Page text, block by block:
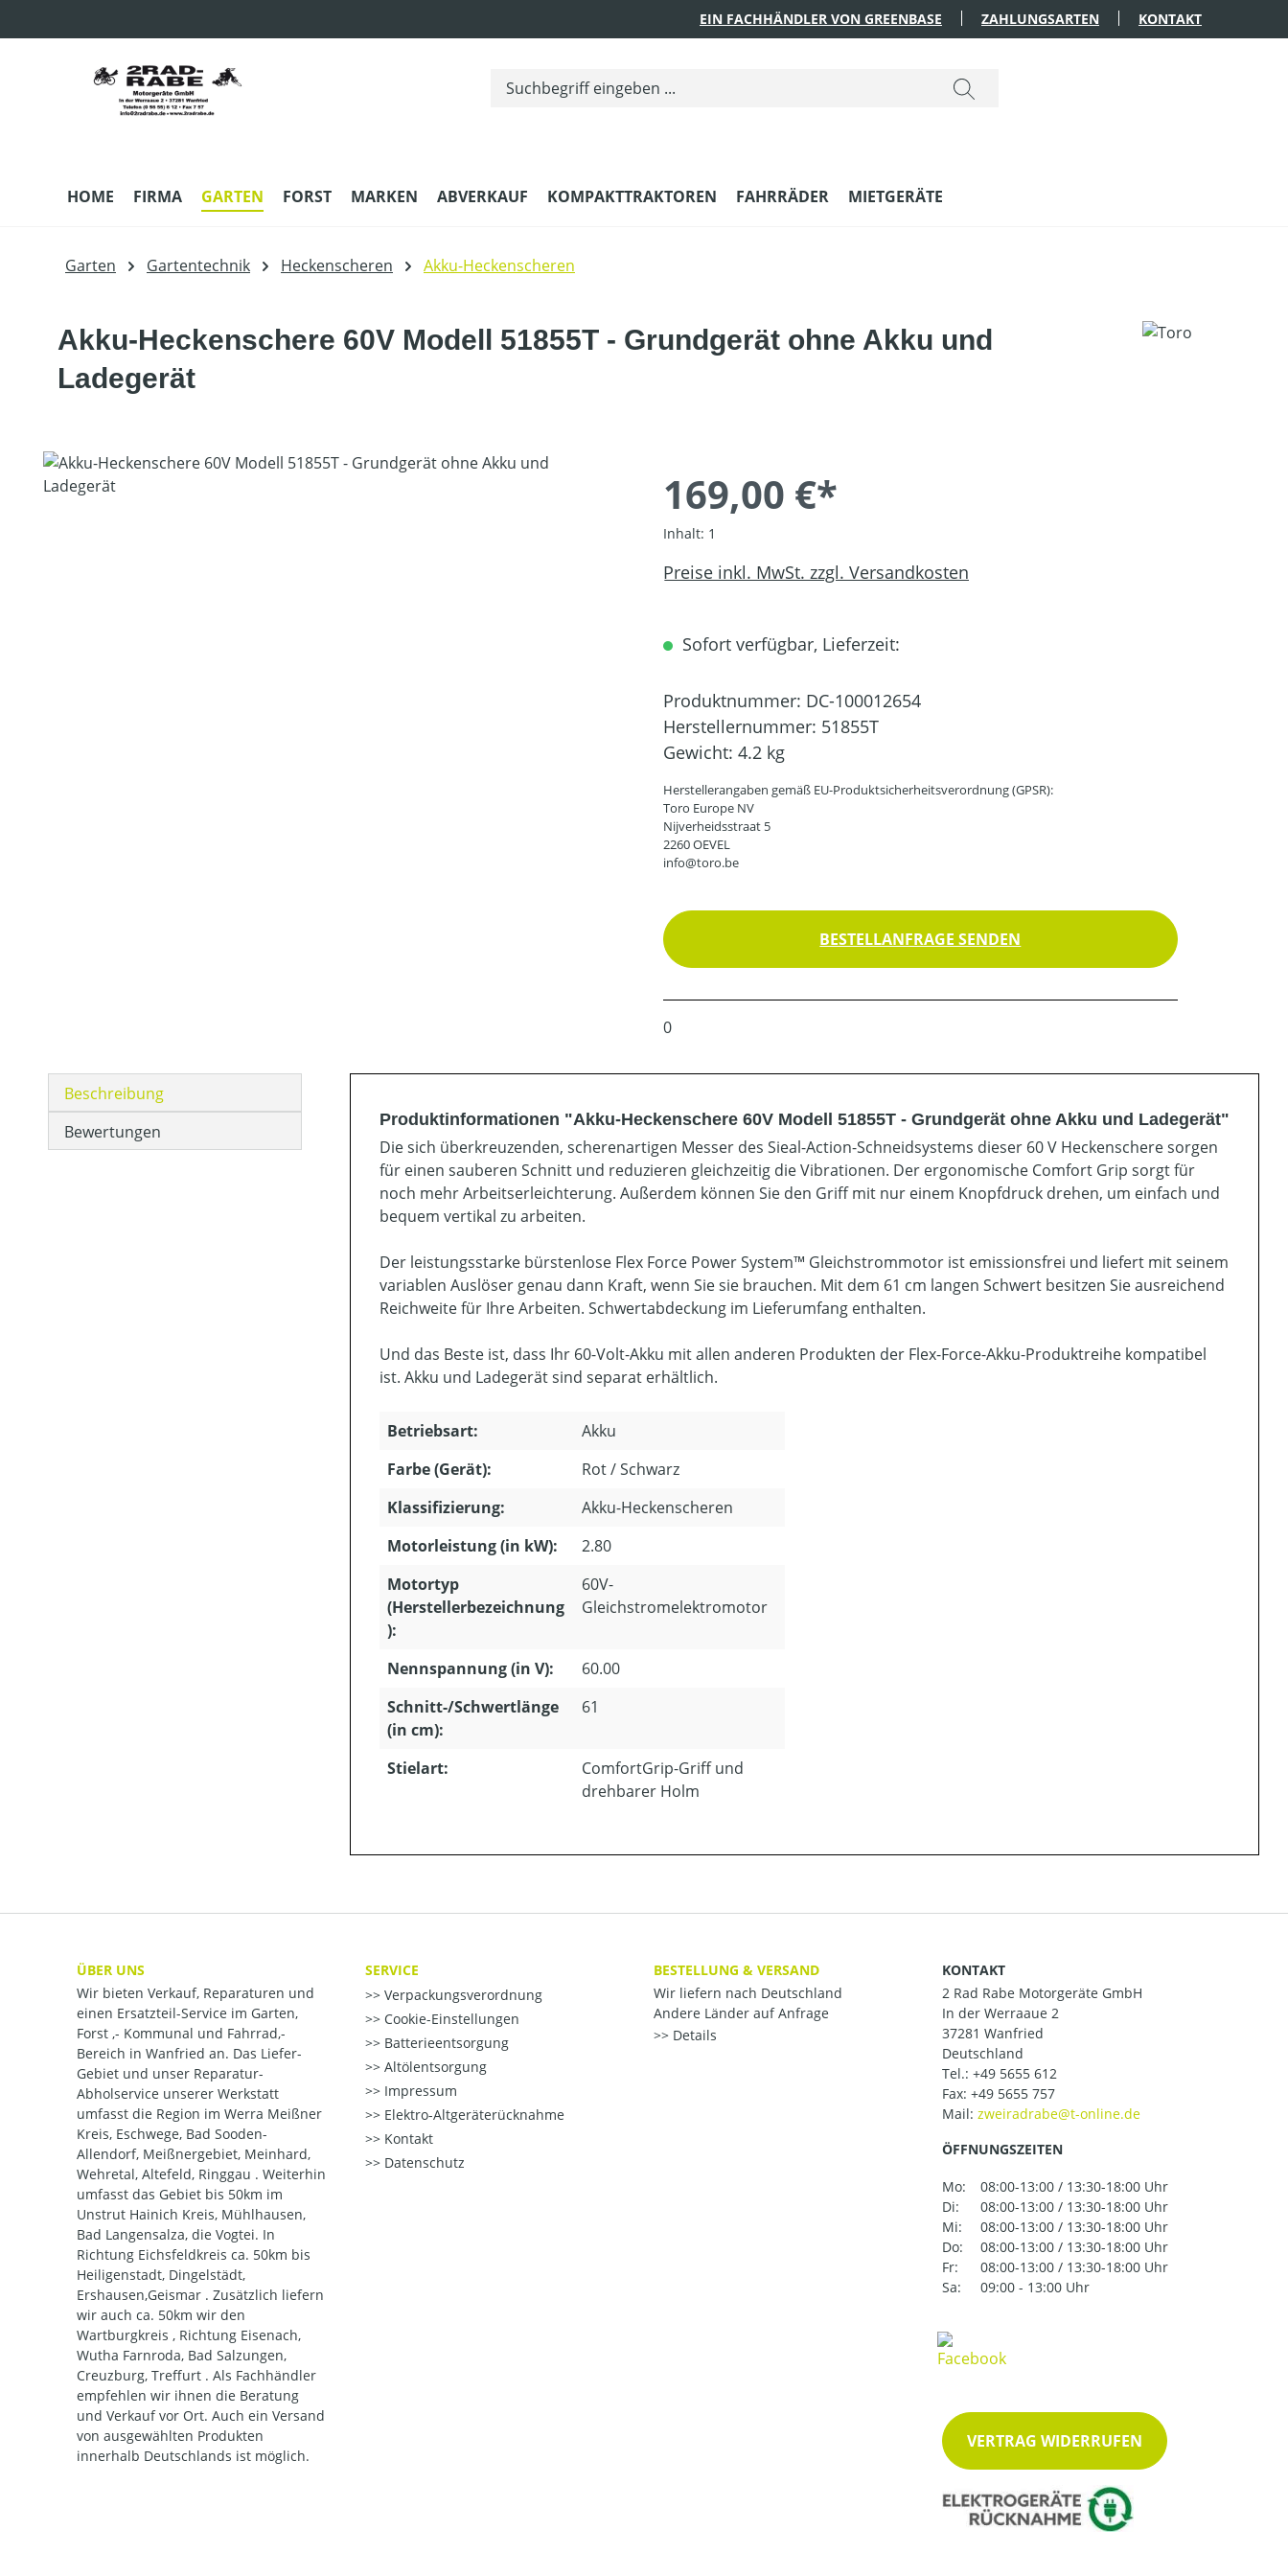
EIN FACHHÄNDLER VON GREENBASE ZAHLUNGSARTEN KONTAKT
HOME FIRMA GARTEN FORST MARKEN ABVERKAUF KOMPAKTTRAKTOREN FAHRRÄDER MIETGERÄTE
Garten Gartentechnik Heckenscheren Akku-Heckenscheren
Akku-Heckenschere 60V Modell 51855T - Grundgerät ohne Akku und
Ladegerät
Bildergalerie überspringen
169,00 €*
Inhalt: 1
Preise inkl. MwSt. zzgl. Versandkosten
Sofort verfügbar, Lieferzeit:
Produktnummer: DC-100012654
Herstellernummer: 51855T
Gewicht: 4.2 kg
Herstellerangaben gemäß EU-Produktsicherheitsverordnung (GPSR):
Toro Europe NV
Nijverheidsstraat 5
2260 OEVEL
info@toro.be
BESTELLANFRAGE SENDEN
0
Beschreibung
Bewertungen
Produktinformationen "Akku-Heckenschere 60V Modell 51855T - Grundgerät ohne Akku und Ladegerät"
Die sich überkreuzenden, scherenartigen Messer des Sieal-Action-Schneidsystems dieser 60 V Heckenschere sorgen
für einen sauberen Schnitt und reduzieren gleichzeitig die Vibrationen. Der ergonomische Comfort Grip sorgt für
noch mehr Arbeitserleichterung. Außerdem können Sie den Griff mit nur einem Knopfdruck drehen, um einfach und
bequem vertikal zu arbeiten.
Der leistungsstarke bürstenlose Flex Force Power System™ Gleichstrommotor ist emissionsfrei und liefert mit seinem
variablen Auslöser genau dann Kraft, wenn Sie sie brauchen. Mit dem 61 cm langen Schwert besitzen Sie ausreichend
Reichweite für Ihre Arbeiten. Schwertabdeckung im Lieferumfang enthalten.
Und das Beste ist, dass Ihr 60-Volt-Akku mit allen anderen Produkten der Flex-Force-Akku-Produktreihe kompatibel
ist. Akku und Ladegerät sind separat erhältlich.
Betriebsart:
Akku
Farbe (Gerät):
Rot / Schwarz
Klassifizierung:
Akku-Heckenscheren
Motorleistung (in kW):
2.80
Motortyp
(Herstellerbezeichnung
):
60V-
Gleichstromelektromotor
Nennspannung (in V):
60.00
Schnitt-/Schwertlänge
(in cm):
61
Stielart:
ComfortGrip-Griff und
drehbarer Holm
ÜBER UNS
Wir bieten Verkauf, Reparaturen und
einen Ersatzteil-Service im Garten,
Forst ,- Kommunal und Fahrrad,-
Bereich in Wanfried an. Das Liefer-
Gebiet und unser Reparatur-
Abholservice unserer Werkstatt
umfasst die Region im Werra Meißner
Kreis, Eschwege, Bad Sooden-
Allendorf, Meißnergebiet, Meinhard,
Wehretal, Altefeld, Ringgau . Weiterhin
umfasst das Gebiet bis 50km im
Unstrut Hainich Kreis, Mühlhausen,
Bad Langensalza, die Vogtei. In
Richtung Eichsfeldkreis ca. 50km bis
Heiligenstadt, Dingelstädt,
Ershausen,Geismar . Zusätzlich liefern
wir auch ca. 50km wir den
Wartburgkreis , Richtung Eisenach,
Wutha Farnroda, Bad Salzungen,
Creuzburg, Treffurt . Als Fachhändler
empfehlen wir ihnen die Beratung
und Verkauf vor Ort. Auch ein Versand
von ausgewählten Produkten
innerhalb Deutschlands ist möglich.
SERVICE
Verpackungsverordnung
Cookie-Einstellungen
Batterieentsorgung
Altölentsorgung
Impressum
Elektro-Altgeräterücknahme
Kontakt
Datenschutz
BESTELLUNG & VERSAND
Wir liefern nach Deutschland
Andere Länder auf Anfrage
Details
KONTAKT
2 Rad Rabe Motorgeräte GmbH
In der Werraaue 2
37281 Wanfried
Deutschland
Tel.: +49 5655 612
Fax: +49 5655 757
Mail:
ÖFFNUNGSZEITEN
Mo:
08:00-13:00 / 13:30-18:00 Uhr
Di:
08:00-13:00 / 13:30-18:00 Uhr
Mi:
08:00-13:00 / 13:30-18:00 Uhr
Do:
08:00-13:00 / 13:30-18:00 Uhr
Fr:
08:00-13:00 / 13:30-18:00 Uhr
Sa:
09:00 - 13:00 Uhr
VERTRAG WIDERRUFEN